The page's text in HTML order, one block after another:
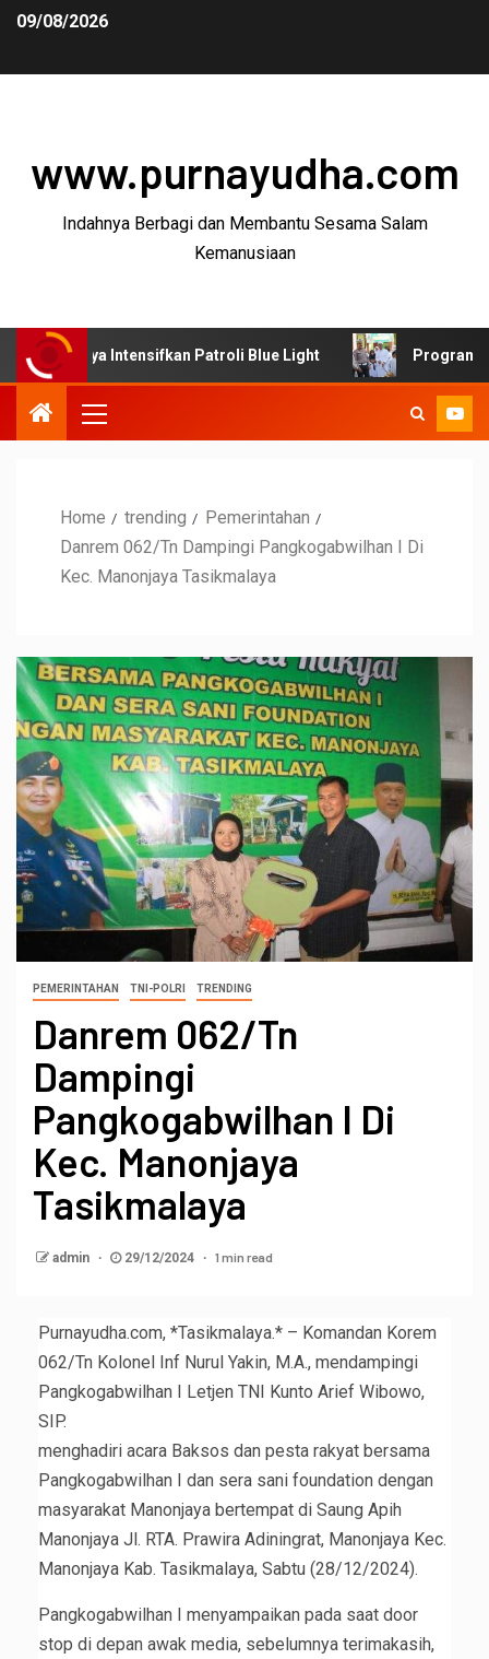
09/08/2026
www.purnayudha.com
Indahnya Berbagi dan Membantu Sesama Salam
Kemanusiaan
Intensifkan Patroli Blue Light Program SUJUD
Home trending
Pemerintahan
Danrem 062/Tn Dampingi Pangkogabwilhan I Di
Kec. Manonjaya Tasikmalaya
PEMERINTAHAN TNI-POLRI TRENDING
Danrem 062/Tn
Dampingi
Pangkogabwilhan I Di
Kec. Manonjaya
Tasikmalaya
admin 29/12/2024 1 min read
Purnayudha.com, *Tasikmalaya.* – Komandan Korem
062/Tn Kolonel Inf Nurul Yakin, M.A., mendampingi
Pangkogabwilhan I Letjen TNI Kunto Arief Wibowo,
SIP.
menghadiri acara Baksos dan pesta rakyat bersama
Pangkogabwilhan I dan sera sani foundation dengan
masyarakat Manonjaya bertempat di Saung Apih
Manonjaya Jl. RTA. Prawira Adiningrat, Manonjaya Kec.
Manonjaya Kab. Tasikmalaya, Sabtu (28/12/2024).
Pangkogabwilhan I menyampaikan pada saat door
stop di depan awak media, sebelumnya terimakasih,